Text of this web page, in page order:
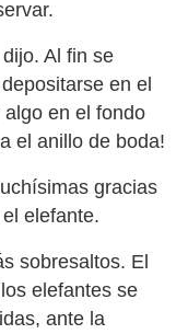
Al fin se
en el
en el fondo
el anillo de boda!
gracias
elefante.
sobresaltos. El
elefantes se
ante la